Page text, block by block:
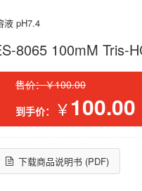
液 pH7.4
8065 100mM Tris-
售价：￥100.00
到手价：
￥100.00
下载商品说明书 (PDF)